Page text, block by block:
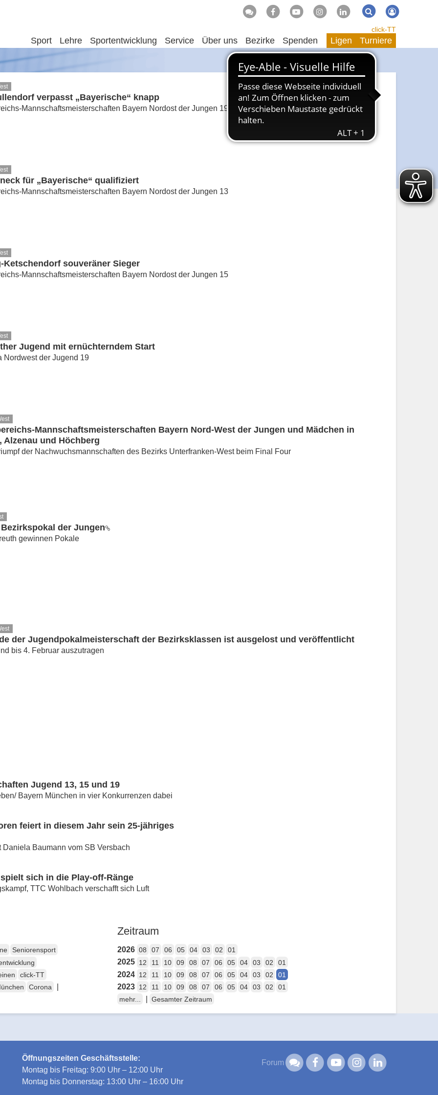
Suche Suchen
Sport Lehre Sportentwicklung Service Über uns Bezirke Spenden
click-TT
Ligen Turniere
verpasst „Bayerische“ knapp
Mannschaftsmeisterschaften Bayern Nordost der Jungen 19
für „Bayerische“ qualifiziert
Mannschaftsmeisterschaften Bayern Nordost der Jungen 13
Ketschendorf souveräner Sieger
Mannschaftsmeisterschaften Bayern Nordost der Jungen 15
Jugend mit ernüchterndem Start
Nordwest der Jugend 19
Mannschaftsmeisterschaften Bayern Nord-West der Jungen und Mädchen in
Alzenau und Höchberg
der Nachwuchsmannschaften des Bezirks Unterfranken-West beim Final Four
der Jungen
gewinnen Pokale
der Jugendpokalmeisterschaft der Bezirksklassen ist ausgelost und veröffentlicht
bis 4. Februar auszutragen
Jugend 13, 15 und 19
Bayern München in vier Konkurrenzen dabei
feiert in diesem Jahr sein 25-jähriges
Baumann vom SB Versbach
sich in die Play-off-Ränge
TTC Wohlbach verschafft sich Luft
Seniorensport
click-TT
Corona
Zeitraum
2026 08 07 06 05 04 03 02 01
2025 12 11 10 09 08 07 06 05 04 03 02 01
2024 12 11 10 09 08 07 06 05 04 03 02 01
2023 12 11 10 09 08 07 06 05 04 03 02
01
mehr...
Gesamter Zeitraum
Öffnungszeiten Geschäftsstelle:
Montag bis Freitag: 9:00 Uhr – 12:00 Uhr
Montag bis Donnerstag: 13:00 Uhr – 16:00 Uhr
Forum